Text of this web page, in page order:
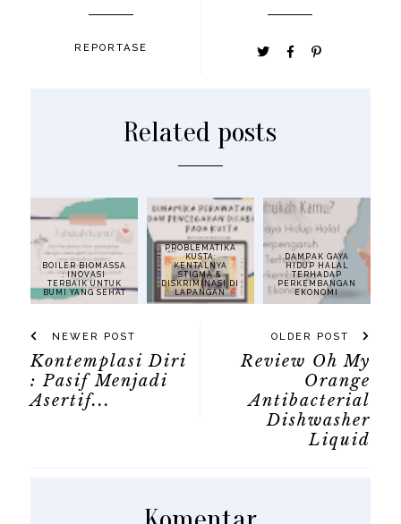
REPORTASE
Related posts
BOILER BIOMASSA
: INOVASI
TERBAIK UNTUK
BUMI YANG SEHAT
PROBLEMATIKA
KUSTA:
KENTALNYA
STIGMA &
DISKRIMINASI DI
LAPANGAN
DAMPAK GAYA
HIDUP HALAL
TERHADAP
PERKEMBANGAN
EKONOMI
NEWER POST
Kontemplasi Diri
: Pasif Menjadi
Asertif...
OLDER POST
Review Oh My
Orange
Antibacterial
Dishwasher
Liquid